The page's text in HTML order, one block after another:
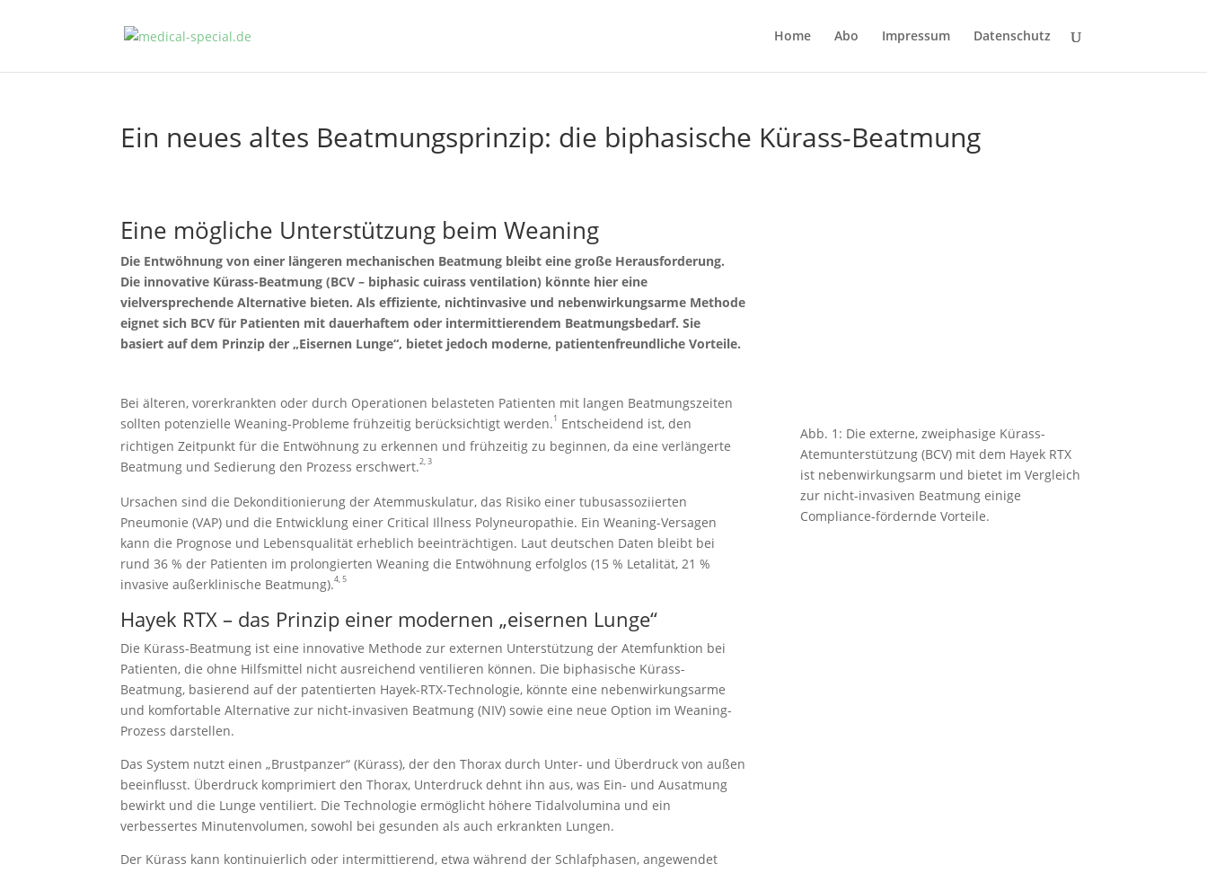
Home Abo Impressum Datenschutz
Ein neues altes Beatmungsprinzip: die biphasische Kürass-Beatmung
Eine mögliche Unterstützung beim Weaning
Die Entwöhnung von einer längeren mechanischen Beatmung bleibt eine große Herausforderung.
Die innovative Kürass-Beatmung (BCV – biphasic cuirass ventilation) könnte hier eine
vielversprechende Alternative bieten. Als effiziente, nichtinvasive und nebenwirkungsarme Methode
eignet sich BCV für Patienten mit dauerhaftem oder intermittierendem Beatmungsbedarf. Sie
basiert auf dem Prinzip der „Eisernen Lunge“, bietet jedoch moderne, patientenfreundliche Vorteile.
Bei älteren, vorerkrankten oder durch Operationen belasteten Patienten mit langen Beatmungszeiten
sollten potenzielle Weaning-Probleme frühzeitig berücksichtigt werden.1 Entscheidend ist, den
richtigen Zeitpunkt für die Entwöhnung zu erkennen und frühzeitig zu beginnen, da eine verlängerte
Beatmung und Sedierung den Prozess erschwert.2, 3
Ursachen sind die Dekonditionierung der Atemmuskulatur, das Risiko einer tubusassoziierten
Pneumonie (VAP) und die Entwicklung einer Critical Illness Polyneuropathie. Ein Weaning-Versagen
kann die Prognose und Lebensqualität erheblich beeinträchtigen. Laut deutschen Daten bleibt bei
rund 36 % der Patienten im prolongierten Weaning die Entwöhnung erfolglos (15 % Letalität, 21 %
invasive außerklinische Beatmung).4, 5
Hayek RTX – das Prinzip einer modernen „eisernen Lunge“
Die Kürass-Beatmung ist eine innovative Methode zur externen Unterstützung der Atemfunktion bei
Patienten, die ohne Hilfsmittel nicht ausreichend ventilieren können. Die biphasische Kürass-
Beatmung, basierend auf der patentierten Hayek-RTX-Technologie, könnte eine nebenwirkungsarme
und komfortable Alternative zur nicht-invasiven Beatmung (NIV) sowie eine neue Option im Weaning-
Prozess darstellen.
Das System nutzt einen „Brustpanzer“ (Kürass), der den Thorax durch Unter- und Überdruck von außen
beeinflusst. Überdruck komprimiert den Thorax, Unterdruck dehnt ihn aus, was Ein- und Ausatmung
bewirkt und die Lunge ventiliert. Die Technologie ermöglicht höhere Tidalvolumina und ein
verbessertes Minutenvolumen, sowohl bei gesunden als auch erkrankten Lungen.
Der Kürass kann kontinuierlich oder intermittierend, etwa während der Schlafphasen, angewendet
Abb. 1: Die externe, zweiphasige Kürass-
Atemunterstützung (BCV) mit dem Hayek RTX
ist nebenwirkungsarm und bietet im Vergleich
zur nicht-invasiven Beatmung einige
Compliance-fördernde Vorteile.